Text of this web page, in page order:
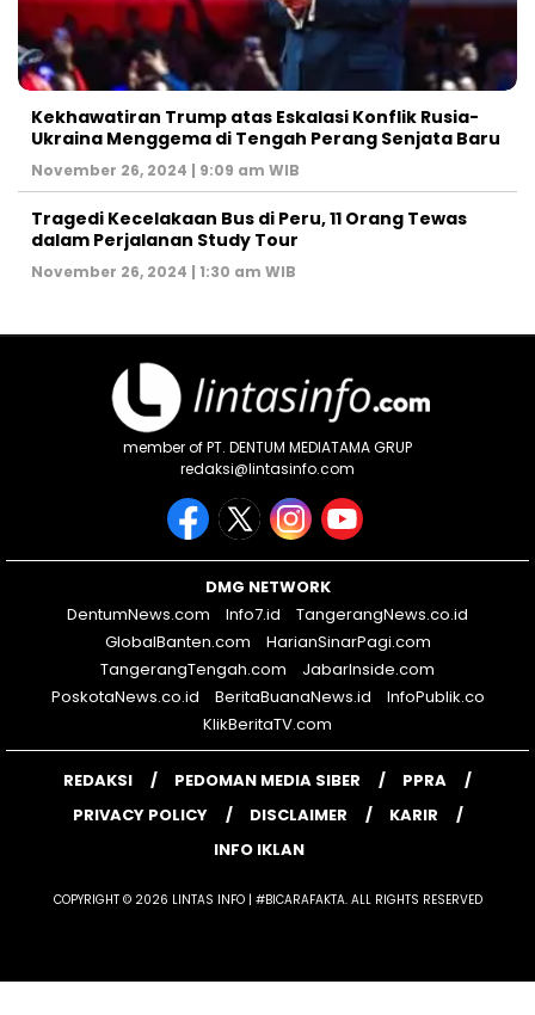
Kekhawatiran Trump atas Eskalasi Konflik Rusia-
Ukraina Menggema di Tengah Perang Senjata Baru
November 26, 2024 | 9:09 am WIB
Tragedi Kecelakaan Bus di Peru, 11 Orang Tewas
dalam Perjalanan Study Tour
November 26, 2024 | 1:30 am WIB
member of PT. DENTUM MEDIATAMA GRUP
redaksi@lintasinfo.com
DMG NETWORK
DentumNews.com
Info7.id
TangerangNews.co.id
GlobalBanten.com
HarianSinarPagi.com
TangerangTengah.com
JabarInside.com
PoskotaNews.co.id
BeritaBuanaNews.id
InfoPublik.co
KlikBeritaTV.com
REDAKSI PEDOMAN MEDIA SIBER
PPRA
PRIVACY POLICY
DISCLAIMER
KARIR
INFO IKLAN
COPYRIGHT © 2026 LINTAS INFO | #BICARAFAKTA. ALL RIGHTS RESERVED